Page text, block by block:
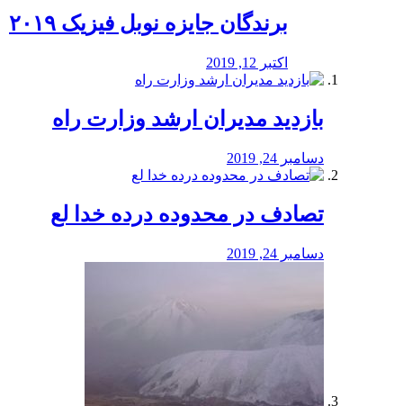
برندگان جایزه نوبل فیزیک ۲۰۱۹
اکتبر 12, 2019
بازدید مدیران ارشد وزارت راه
دسامبر 24, 2019
تصادف در محدوده درده خدا لع
دسامبر 24, 2019